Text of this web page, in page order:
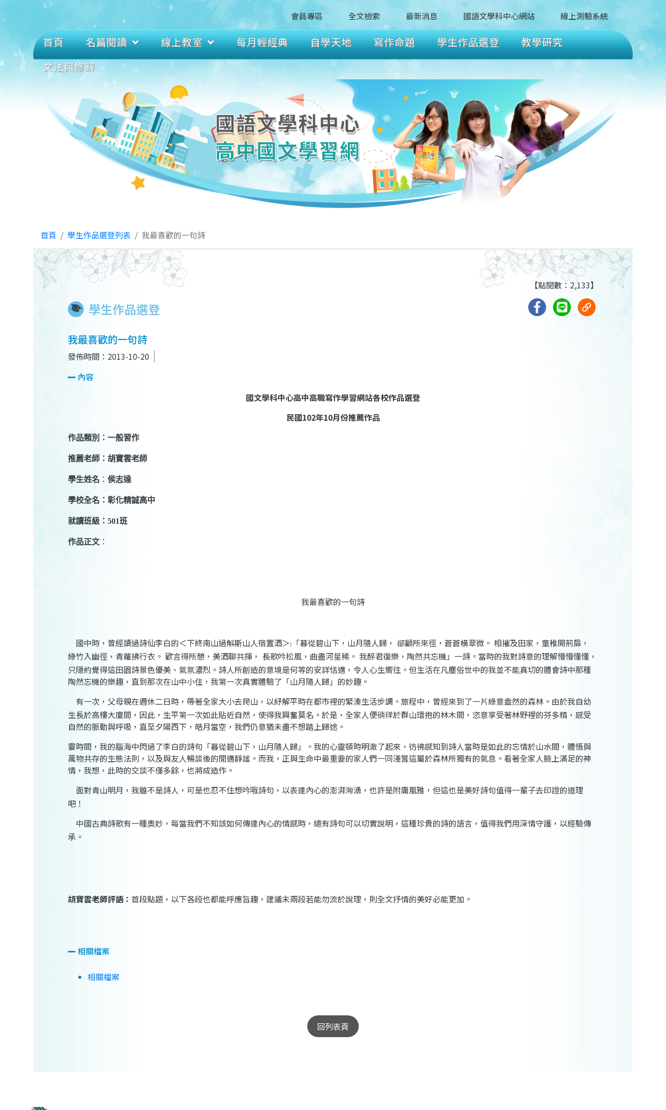
會員專區 全文檢索 最新消息 國語文學科中心網站 線上測驗系統
首頁 名篇閱讀 線上教室 每月輕經典 自學天地 寫作命題 學生作品選登
教學研究
文法與修辭
首頁 學生作品選登列表 我最喜歡的一句詩
學生作品選登
【點閱數：2,133】
我最喜歡的一句詩
發佈時間：2013-10-20
內容
國文學科中心高中高職寫作學習網站各校作品選登
民國102年10月份推薦作品
作品類別：一般習作
推薦老師：胡寶雲老師
學生姓名 ：侯志達
學校全名：彰化精誠高中
就讀班級：501班
作品正文 ：
我最喜歡的一句詩
國中時，曾經讀過詩仙李白的＜下終南山過斛斯山人宿置酒＞: 「暮從碧山下，山月隨人歸， 郤顧所來徑，蒼蒼橫翠微。 相摧及田家，童稚開荊扉，
綠竹入幽徑，青蘿拂行衣。 歡言得所憩，美酒聊共揮， 長歌吟松風，曲盡河星稀。 我醉君復樂，陶然共忘機」一詩。當時的我對詩意的理解懵懵懂懂，
只隱約覺得這田園詩景色優美、氣氛濃烈。詩人所創造的意境是何等的安詳恬適，令人心生嚮往。但生活在凡塵俗世中的我並不能真切的體會詩中那種
陶然忘機的樂趣，直到那次在山中小住，我第一次真實體驗了「山月隨人歸」的妙趣。
有一次，父母親在週休二日時，帶著全家大小去爬山，以紓解平時在都市裡的緊湊生活步調。旅程中，曾經來到了一片綠意盎然的森林。由於我自幼
生長於高樓大廈間，因此，生平第一次如此貼近自然，使得我興奮莫名。於是，全家人便徜徉於群山環抱的林木間，恣意享受著林野裡的芬多精，感受
自然的脈動與呼吸，直至夕陽西下，皓月當空，我們仍意猶未盡不想踏上歸途。
霎時間，我的腦海中閃過了李白的詩句「暮從碧山下，山月隨人歸」。我的心靈頓時明澈了起來，彷彿感知到詩人當時是如此的忘情於山水間，體悟與
萬物共存的生態法則，以及與友人暢談後的閒適靜謐。而我，正與生命中最重要的家人們一同淺嘗這屬於森林所獨有的氣息。看著全家人臉上滿足的神
情，我想，此時的交談不僅多餘，也將成造作。
面對青山明月，我雖不是詩人，可是也忍不住想吟哦詩句，以表達內心的澎湃洶湧，也許是附庸風雅，但這也是美好詩句值得一輩子去印證的道理
吧！
中國古典詩歌有一種奧妙，每當我們不知該如何傳達內心的情感時，總有詩句可以切實說明，這種珍貴的詩的語言，值得我們用深情守護，以經驗傳
承。
胡寶雲老師評語：首段點題，以下各段也都能呼應旨趣，建議末兩段若能勿流於說理，則全文抒情的美好必能更加 。
相關檔案
相關檔案
回列表頁